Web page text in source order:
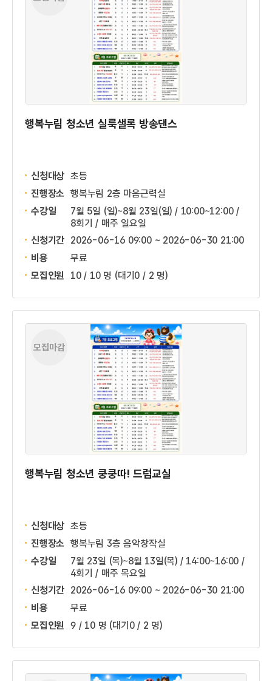
행복누림 청소년 실룩샐록 방송댄스
신청대상 초등
진행장소 행복누림 2층 마음근력실
수강일
7월 5일 (일)~8월 23일(일) / 10:00~12:00 /
8회기 / 매주 일요일
신청기간 2026-06-16 09:00 ~ 2026-06-30 21:00
비용
무료
모집인원
10 / 10 명 (대기0 / 2 명)
모집마감
행복누림 청소년 쿵쿵따! 드럼교실
신청대상 초등
진행장소 행복누림 3층 음악창작실
수강일
7월 23일 (목)~8월 13일(목) / 14:00~16:00 /
4회기 / 매주 목요일
신청기간 2026-06-16 09:00 ~ 2026-06-30 21:00
비용
무료
모집인원
9 / 10 명 (대기0 / 2 명)